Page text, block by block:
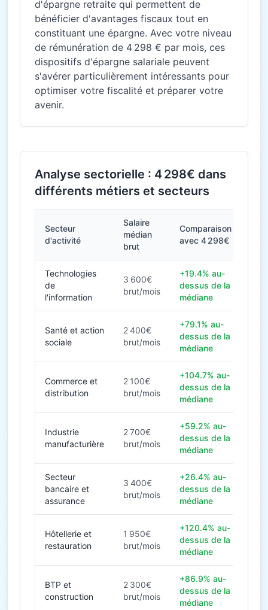
d'épargne retraite qui permettent de
bénéficier d'avantages fiscaux tout en
constituant une épargne. Avec votre niveau
de rémunération de 4 298 € par mois, ces
dispositifs d'épargne salariale peuvent
s'avérer particulièrement intéressants pour
optimiser votre fiscalité et préparer votre
avenir.
Analyse sectorielle : 4 298€ dans
différents métiers et secteurs
Secteur
d'activité
Salaire
médian
brut
Comparaison
avec 4 298€
Technologies
de
l'information
3 600€
brut/mois
+19.4% au-
dessus de la
médiane
Santé et action
sociale
2 400€
brut/mois
+79.1% au-
dessus de la
médiane
Commerce et
distribution
2 100€
brut/mois
+104.7% au-
dessus de la
médiane
Industrie
manufacturière
2 700€
brut/mois
+59.2% au-
dessus de la
médiane
Secteur
bancaire et
assurance
3 400€
brut/mois
+26.4% au-
dessus de la
médiane
Hôtellerie et
restauration
1 950€
brut/mois
+120.4% au-
dessus de la
médiane
BTP et
construction
2 300€
brut/mois
+86.9% au-
dessus de la
médiane